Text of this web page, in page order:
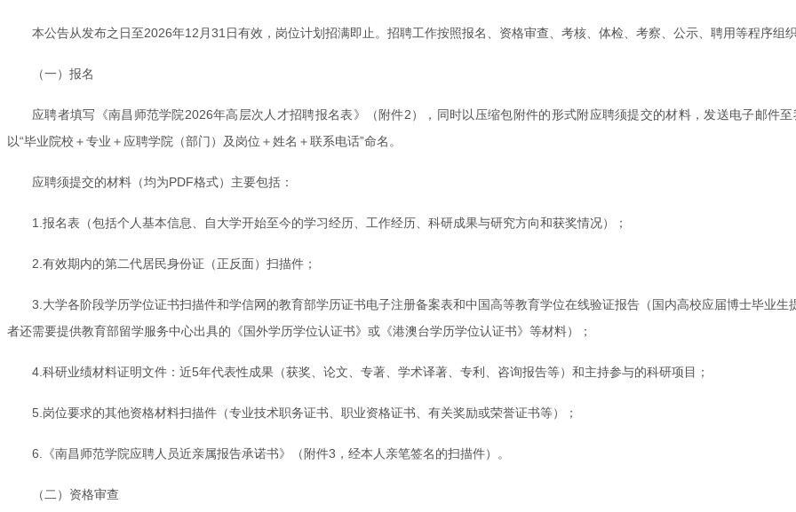
本公告从发布之日至2026年12月31日有效，岗位计划招满即止。招聘工作按照报名、资格审查、考核、体检、考察、公示、聘用等程序组织
（一）报名
应聘者填写《南昌师范学院2026年高层次人才招聘报名表》（附件2），同时以压缩包附件的形式附应聘须提交的材料，发送电子邮件
以“毕业院校＋专业＋应聘学院（部门）及岗位＋姓名＋联系电话”命名。
应聘须提交的材料（均为PDF格式）主要包括：
1.报名表（包括个人基本信息、自大学开始至今的学习经历、工作经历、科研成果与研究方向和获奖情况）；
2.有效期内的第二代居民身份证（正反面）扫描件；
3.大学各阶段学历学位证书扫描件和学信网的教育部学历证书电子注册备案表和中国高等教育学位在线验证报告（国内高校应届博士毕业
者还需要提供教育部留学服务中心出具的《国外学历学位认证书》或《港澳台学历学位认证书》等材料）；
4.科研业绩材料证明文件：近5年代表性成果（获奖、论文、专著、学术译著、专利、咨询报告等）和主持参与的科研项目；
5.岗位要求的其他资格材料扫描件（专业技术职务证书、职业资格证书、有关奖励或荣誉证书等）；
6.《南昌师范学院应聘人员近亲属报告承诺书》（附件3，经本人亲笔签名的扫描件）。
（二）资格审查